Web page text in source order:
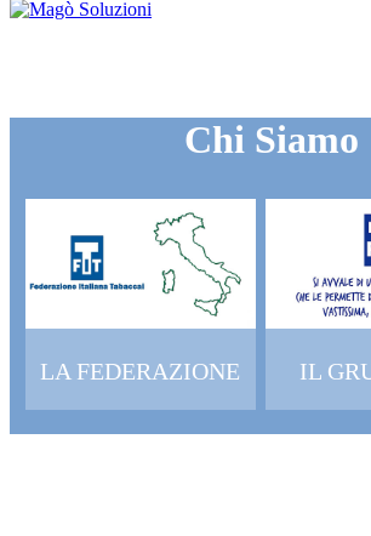
Chi Siamo
LA FEDERAZIONE IL